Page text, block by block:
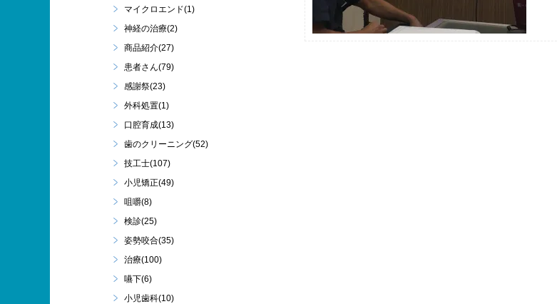
マイクロエンド(1)
神経の治療(2)
商品紹介(27)
患者さん(79)
感謝祭(23)
外科処置(1)
口腔育成(13)
歯のクリーニング(52)
技工士(107)
小児矯正(49)
咀嚼(8)
検診(25)
姿勢咬合(35)
治療(100)
嚥下(6)
小児歯科(10)